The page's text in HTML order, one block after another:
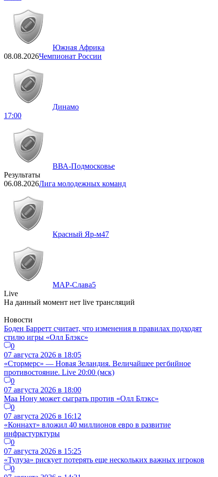
Южная Африка
08.08.2026Чемпионат России
Динамо
17:00
ВВА-Подмосковье
Результаты
06.08.2026Лига молодежных команд
Красный Яр-м47
МАР-Слава5
Live
На данный момент нет live трансляций
Новости
Боден Барретт считает, что изменения в правилах подходят
стилю игры «Олл Блэкс»
0
07 августа 2026 в 18:05
«Стормерс» — Новая Зеландия. Величайшее регбийное
противостояние. Live 20:00 (мск)
0
07 августа 2026 в 18:00
Маа Нону может сыграть против «Олл Блэкс»
0
07 августа 2026 в 16:12
«Коннахт» вложил 40 миллионов евро в развитие
инфрастурктуры
0
07 августа 2026 в 15:25
«Тулуза» рискует потерять еще нескольких важных игроков
0